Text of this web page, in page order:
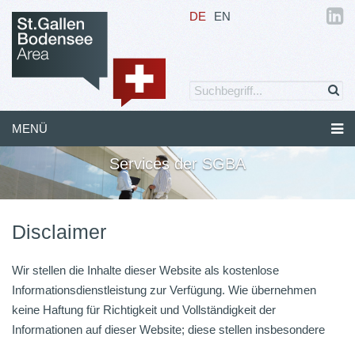
DE EN
MENÜ
Services der SGBA
Disclaimer
Wir stellen die Inhalte dieser Website als kostenlose
Informationsdienstleistung zur Verfügung. Wie übernehmen
keine Haftung für Richtigkeit und Vollständigkeit der
Informationen auf dieser Website; diese stellen insbesondere